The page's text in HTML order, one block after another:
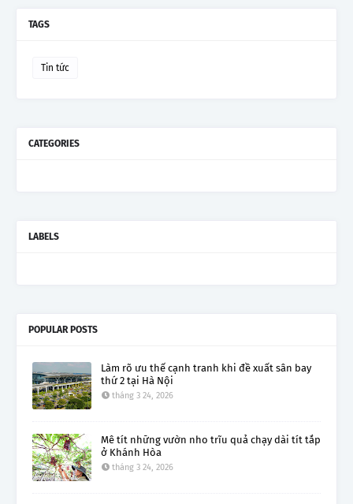
TAGS
Tin tức
CATEGORIES
LABELS
POPULAR POSTS
Làm rõ ưu thế cạnh tranh khi đề xuất sân bay
thứ 2 tại Hà Nội
tháng 3 24, 2026
Mê tít những vườn nho trĩu quả chạy dài tít tắp
ở Khánh Hòa
tháng 3 24, 2026